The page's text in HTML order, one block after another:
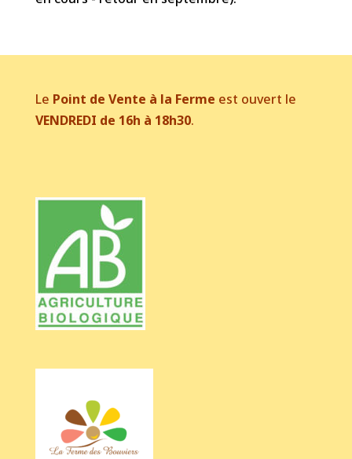
Le Point de Vente à la Ferme est ouvert le
VENDREDI de 16h à 18h30.